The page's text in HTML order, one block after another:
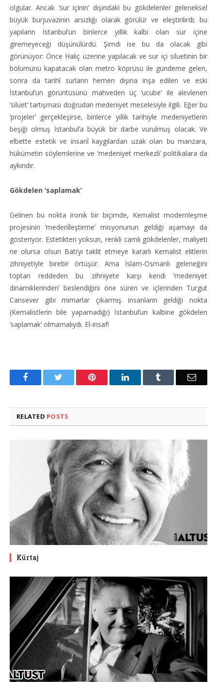
olgular. Ancak ‘sur içinin’ dışındaki bu gökdelenler geleneksel
büyük burjuvazinin arsızlığı olarak görülür ve eleştirilirdi; bu
yapıların İstanbul’un binlerce yıllık kalbi olan sur içine
giremeyeceği düşünülürdü. Şimdi ise bu da olacak gibi
görünüyor: Önce Haliç üzerine yapılacak ve sur içi siluetinin bir
bölümünü kapatacak olan metro köprüsü ile gündeme gelen,
sonra da tarihî surların hemen dışına inşa edilen ve eski
İstanbul’un görüntüsünü mahveden üç ‘ucube’ ile alevlenen
‘siluet’ tartışması doğrudan medeniyet meselesiyle ilgili. Eğer bu
‘projeler’ gerçekleşirse, binlerce yıllık tarihiyle medeniyetlerin
beşiği olmuş İstanbul’a büyük bir darbe vurulmuş olacak. Ve
elbette estetik ve insanî kaygılardan uzak olan bu manzara,
hükümetin söylemlerine ve ‘medeniyet merkezli’ politikalara da
aykırıdır.
Gökdelen ‘saplamak’
Gelinen bu nokta ironik bir biçimde, Kemalist modernleşme
projesinin ‘medenîleştirme’ misyonunun geldiği aşamayı da
gösteriyor. Estetikten yoksun, renkli camlı gökdelenler, maliyeti
ne olursa olsun Batı’yı taklit etmeye kararlı Kemalist elitlerin
zihniyetiyle birebir örtüşür. Ama İslam-Osmanlı geleneğini
toptan reddeden bu zihniyete karşı kendi ‘medeniyet
dinamiklerinden’ beslendiğini öne süren ve içlerinden Turgut
Cansever gibi mimarlar çıkarmış insanların geldiği nokta
(Kemalistlerin bile yapamadığı) İstanbul’un kalbine gökdelen
‘saplamak’ olmamalıydı. El-insaf!
Facebook Pinterest LinkedIn Email
RELATED POSTS
Kürtaj